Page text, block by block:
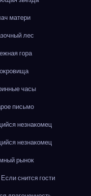
матери
лес
гора
часы
письмо
незнакомец
незнакомец
рынок
Если снится гости